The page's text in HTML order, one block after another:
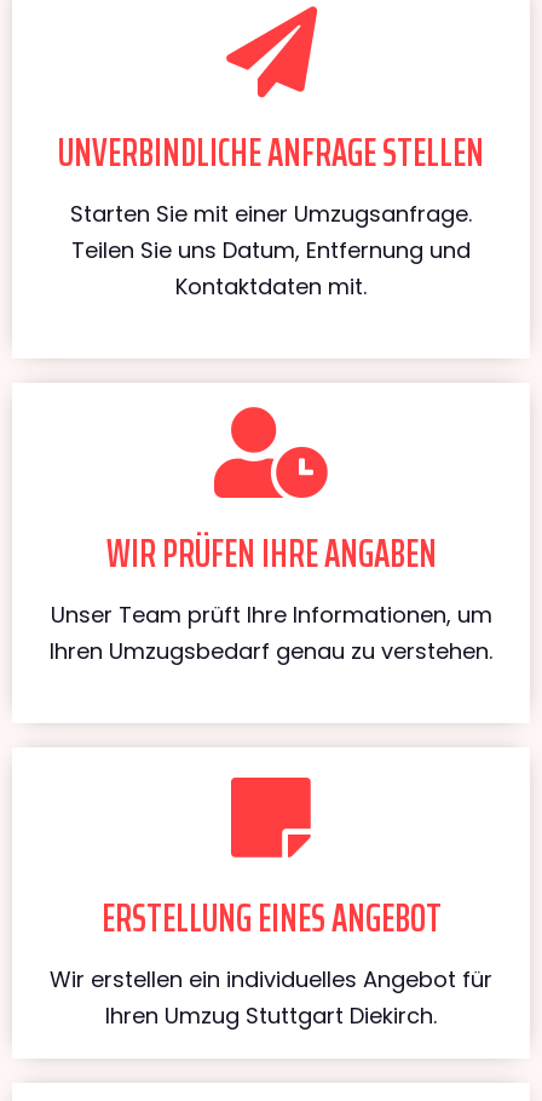
UNVERBINDLICHE ANFRAGE STELLEN
Starten Sie mit einer Umzugsanfrage.
Teilen Sie uns Datum, Entfernung und
Kontaktdaten mit.
WIR PRÜFEN IHRE ANGABEN
Unser Team prüft Ihre Informationen, um
Ihren Umzugsbedarf genau zu verstehen.
ERSTELLUNG EINES ANGEBOT
Wir erstellen ein individuelles Angebot für
Ihren Umzug Stuttgart Diekirch.